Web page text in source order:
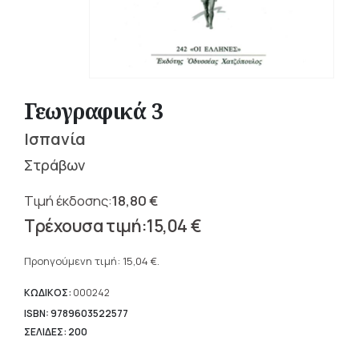
Γεωγραφικά 3
Ισπανία
Στράβων
18,80€
Original
price
18,80 €.
15,04€
τρέχουσα
είναι:
15,04 €.
Προηγούμενη τιμή: 15,04 €.
ΚΩΔΙΚΟΣ: 000242
ISBN: 9789603522577
ΣΕΛΙΔΕΣ: 200